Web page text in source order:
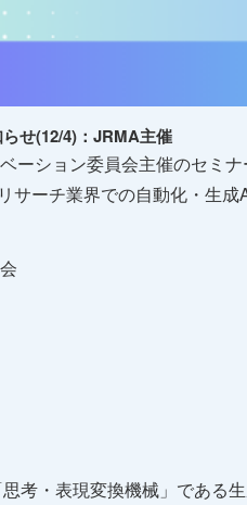
せ(12/4)：JRMA主催
ーション委員会主催のセミ
サーチ業界での自動化・生成
考・表現変換機械」である